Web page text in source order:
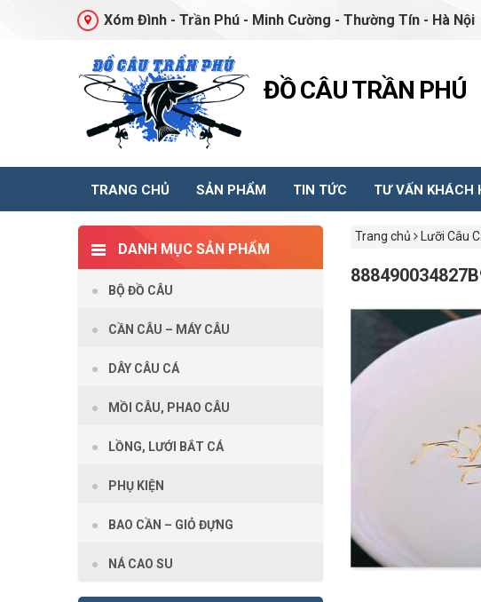
Xóm Đình - Trần Phú - Minh Cường - Thường Tín - Hà Nội
ĐỒ CÂU TRẦN PHÚ
TRANG CHỦ SẢN PHẨM TIN TỨC TƯ VẤN KHÁCH
Trang chủ Lưỡi Câu
DANH MỤC SẢN PHẨM
BỘ ĐỒ CÂU
CẦN CÂU – MÁY CÂU
DÂY CÂU CÁ
MỒI CÂU, PHAO CÂU
LỒNG, LƯỚI BẮT CÁ
PHỤ KIỆN
BAO CẦN – GIỎ ĐỰNG
NÁ CAO SU